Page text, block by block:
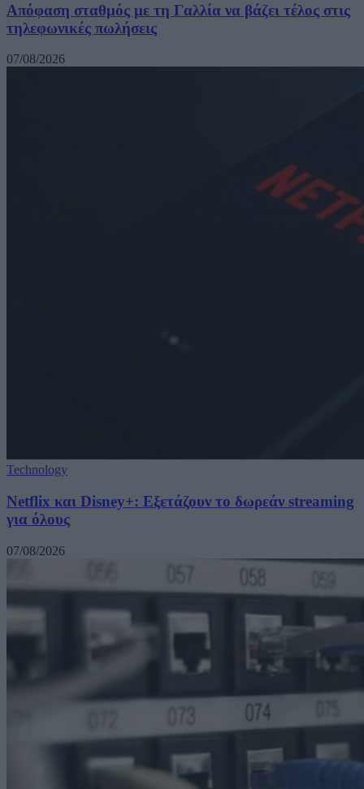
Απόφαση σταθμός με τη Γαλλία να βάζει τέλος στις
τηλεφωνικές πωλήσεις
07/08/2026
Technology
Netflix και Disney+: Εξετάζουν το δωρεάν streaming
για όλους
07/08/2026